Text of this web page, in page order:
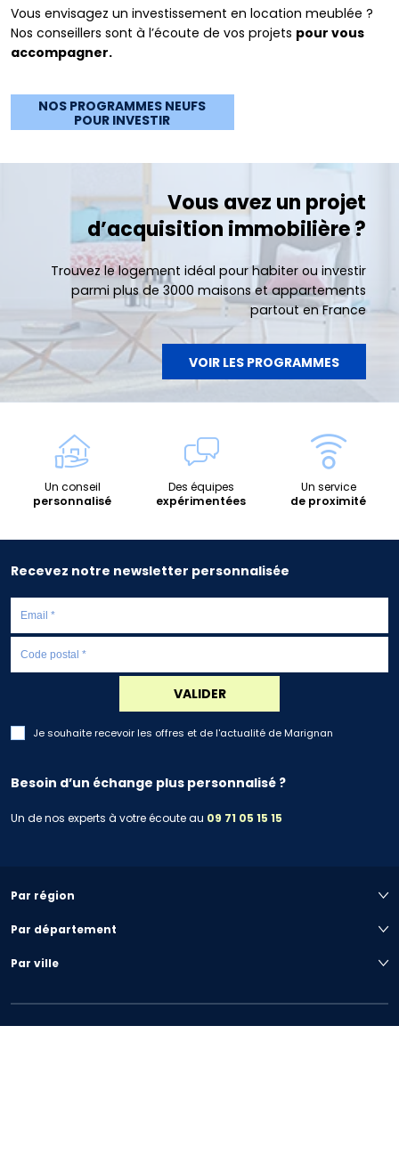
Vous envisagez un investissement en location meublée ?
Nos conseillers sont à l’écoute de vos projets pour vous
accompagner.
NOS PROGRAMMES NEUFS
POUR INVESTIR
Vous avez un projet
d’acquisition immobilière ?
Trouvez le logement idéal pour habiter ou investir
parmi plus de 3000 maisons et appartements
partout en France
VOIR LES PROGRAMMES
Un conseil
personnalisé
Des équipes
expérimentées
Un service
de proximité
Recevez notre newsletter personnalisée
VALIDER
Je souhaite recevoir les offres et de l'actualité de Marignan
Besoin d’un échange plus personnalisé ?
Un de nos experts à votre écoute au 09 71 05 15 15
Par région
Par département
Par ville